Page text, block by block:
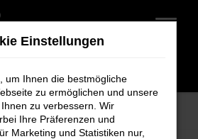
Showroom
Einstellungen
um Ihnen die bestmögliche
zu ermöglichen und unsere
zu verbessern. Wir
Ihre Präferenzen und
Marketing und Statistiken nur,